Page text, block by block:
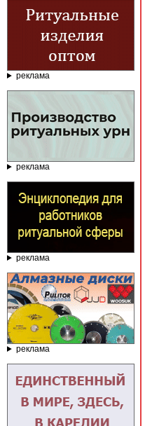
реклама
реклама
реклама
реклама